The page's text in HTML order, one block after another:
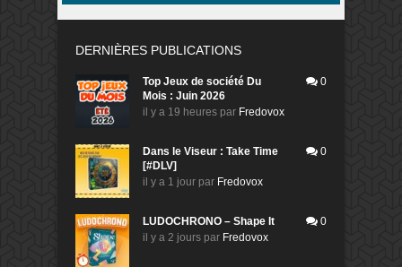
DERNIÈRES PUBLICATIONS
Top Jeux de société Du
Mois : Juin 2026
il y a 19 heures par Fredovox
0
Dans le Viseur : Take Time
[#DLV]
il y a 1 jour par Fredovox
0
LUDOCHRONO – Shape It
il y a 2 jours par Fredovox
0